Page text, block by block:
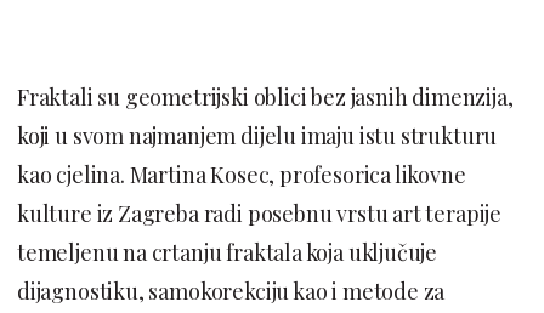
Fraktali su geometrijski oblici bez jasnih dimenzija,
koji u svom najmanjem dijelu imaju istu strukturu
kao cjelina. Martina Kosec, profesorica likovne
kulture iz Zagreba radi posebnu vrstu art terapije
temeljenu na crtanju fraktala koja uključuje
dijagnostiku, samokorekciju kao i metode za